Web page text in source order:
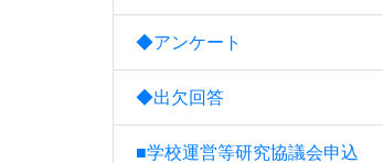
◆アンケート
◆出欠回答
■学校運営等研究協議会申込